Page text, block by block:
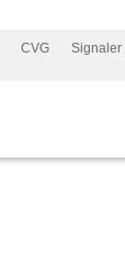
CVG Signaler